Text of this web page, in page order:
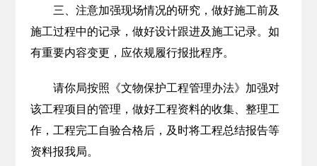
三、注意加强现场情况的研究，做好施工前及
施工过程中的记录，做好设计跟进及施工记录。如
有重要内容变更，应依规履行报批程序。
请你局按照《文物保护工程管理办法》加强对
该工程项目的管理，做好工程资料的收集、整理工
作，工程完工自验合格后，及时将工程总结报告等
资料报我局。